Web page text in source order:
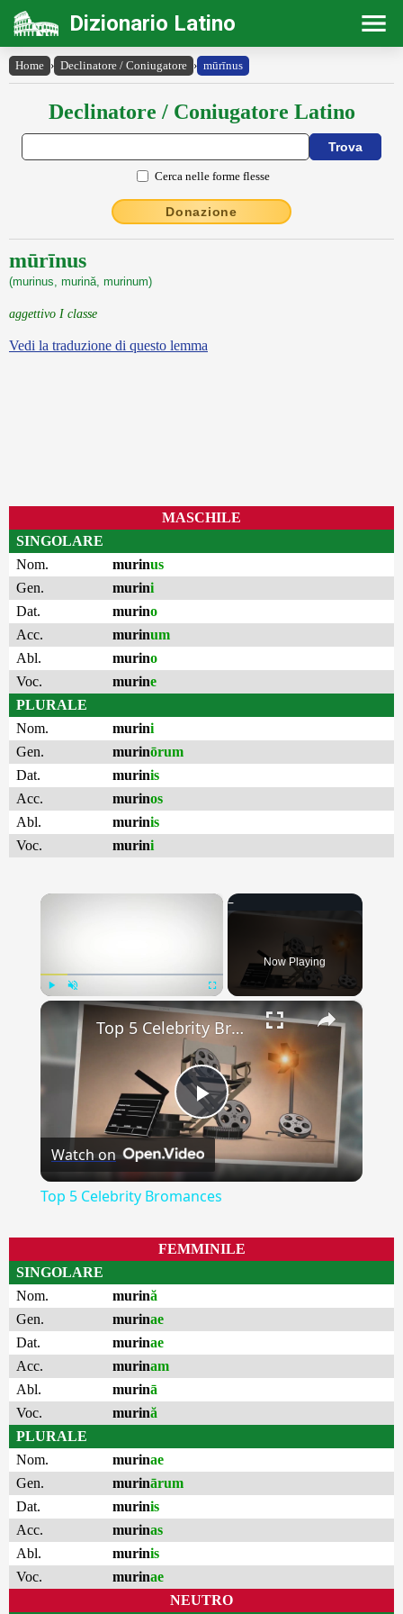
Dizionario Latino
Home › Declinatore / Coniugatore › mūrīnus
Declinatore / Coniugatore Latino
Cerca nelle forme flesse
Donazione
mūrīnus
(murinus, murină, murinum)
aggettivo I classe
Vedi la traduzione di questo lemma
MASCHILE
SINGOLARE
Nom.
murinus
Gen.
murini
Dat.
murino
Acc.
murinum
Abl.
murino
Voc.
murine
PLURALE
Nom.
murini
Gen.
murinōrum
Dat.
murinis
Acc.
murinos
Abl.
murinis
Voc.
murini
×
Unmute Fullscreen
Now Playing
×
Play
Video
Top 5 Celebrity Bromances
Watch on
Top 5 Celebrity Bromances
FEMMINILE
SINGOLARE
Nom.
murină
Gen.
murinae
Dat.
murinae
Acc.
murinam
Abl.
murinā
Voc.
murină
PLURALE
Nom.
murinae
Gen.
murinārum
Dat.
murinis
Acc.
murinas
Abl.
murinis
Voc.
murinae
NEUTRO